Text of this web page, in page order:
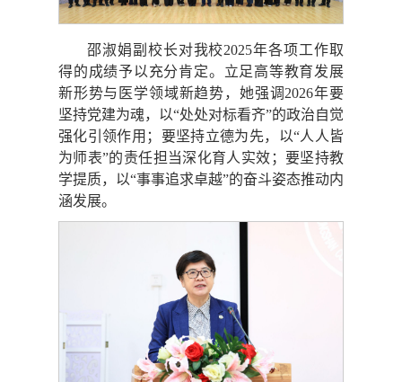
邵淑娟副校长对我校2025年各项工作取
得的成绩予以充分肯定。立足高等教育发展
新形势与医学领域新趋势，她强调2026年要
坚持党建为魂，以“处处对标看齐”的政治自觉
强化引领作用；要坚持立德为先，以“人人皆
为师表”的责任担当深化育人实效；要坚持教
学提质，以“事事追求卓越”的奋斗姿态推动内
涵发展。